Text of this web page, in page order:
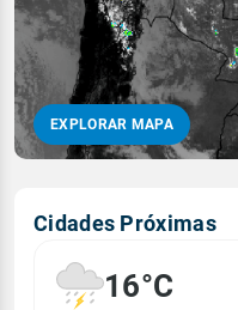
EXPLORAR MAPA
Cidades Próximas
16°C